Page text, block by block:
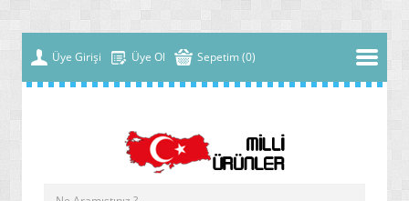
Üye Girişi Üye Ol Sepetim (0)